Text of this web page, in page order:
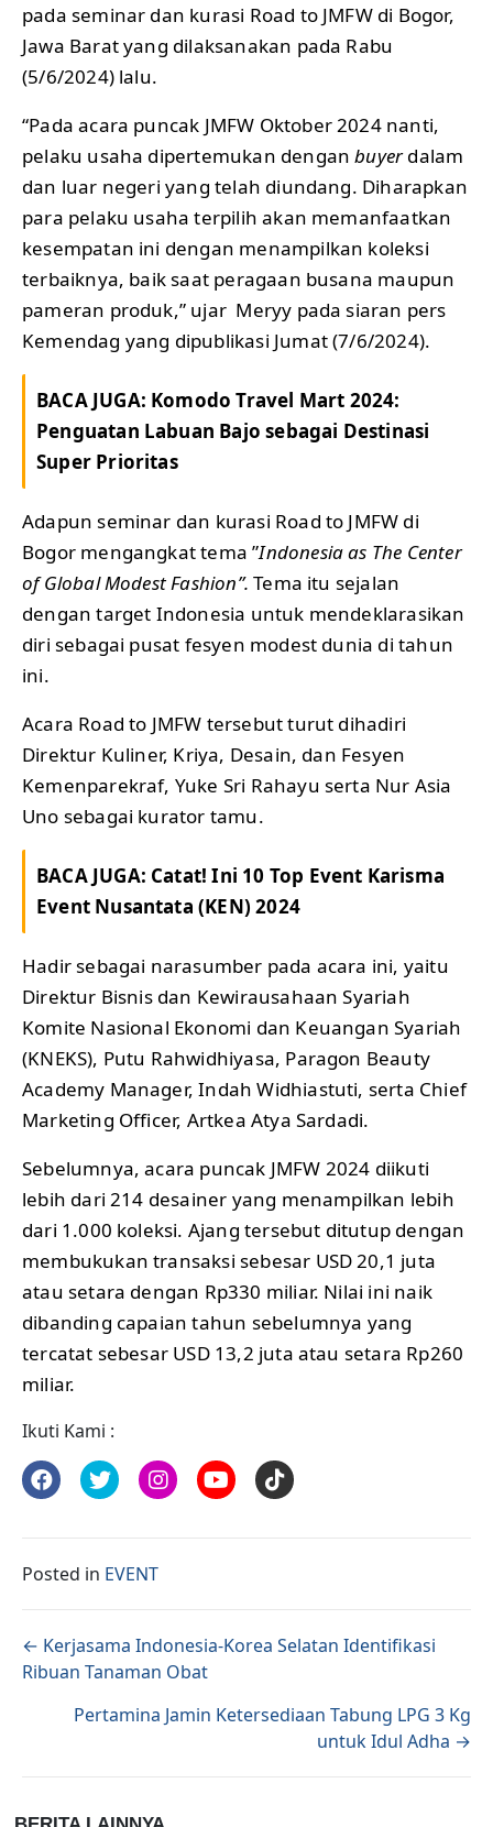
pada seminar dan kurasi Road to JMFW di Bogor,
Jawa Barat yang dilaksanakan pada Rabu
(5/6/2024) lalu.
“Pada acara puncak JMFW Oktober 2024 nanti,
pelaku usaha dipertemukan denganbuyerdalam
dan luar negeri yang telah diundang. Diharapkan
para pelaku usaha terpilih akan memanfaatkan
kesempatan ini dengan menampilkan koleksi
terbaiknya, baik saat peragaan busana maupun
pameran produk,” ujar Meryy pada siaran pers
Kemendag yang dipublikasi Jumat (7/6/2024).
BACA JUGA: Komodo Travel Mart 2024:
Penguatan Labuan Bajo sebagai Destinasi
Super Prioritas
Adapun seminar dan kurasi Road to JMFW di
Bogor mengangkat tema ”Indonesia as The Center
of Global Modest Fashion”.Tema itu sejalan
dengan target Indonesia untuk mendeklarasikan
diri sebagai pusat fesyen modest dunia di tahun
ini.
Acara Road to JMFW tersebut turut dihadiri
Direktur Kuliner, Kriya, Desain, dan Fesyen
Kemenparekraf, Yuke Sri Rahayu serta Nur Asia
Uno sebagai kurator tamu.
BACA JUGA: Catat! Ini 10 Top Event Karisma
Event Nusantata (KEN) 2024
Hadir sebagai narasumber pada acara ini, yaitu
Direktur Bisnis dan Kewirausahaan Syariah
Komite Nasional Ekonomi dan Keuangan Syariah
(KNEKS), Putu Rahwidhiyasa, Paragon Beauty
Academy Manager, Indah Widhiastuti, serta Chief
Marketing Officer, Artkea Atya Sardadi.
Sebelumnya, acara puncak JMFW 2024 diikuti
lebih dari 214 desainer yang menampilkan lebih
dari 1.000 koleksi. Ajang tersebut ditutup dengan
membukukan transaksi sebesar USD 20,1 juta
atau setara dengan Rp330 miliar. Nilai ini naik
dibanding capaian tahun sebelumnya yang
tercatat sebesar USD 13,2 juta atau setara Rp260
miliar.
Ikuti Kami :
Posted in EVENT
Posts navigation
← Kerjasama Indonesia-Korea Selatan Identifikasi
Ribuan Tanaman Obat
Pertamina Jamin Ketersediaan Tabung LPG 3 Kg
untuk Idul Adha →